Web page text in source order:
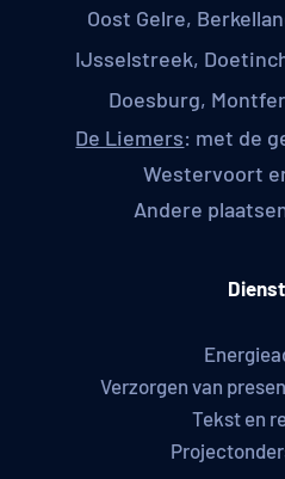
Oost Gelre,
IJsselstreek,
Doesburg,
De Liemers: met de
Westervoort
Andere
Verzorgen van
Tekst en